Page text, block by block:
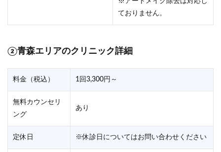
ておりません。
②青森エリアのクリニック詳細
料金（税込） 1回3,300円～
無料カウンセリ
ング
あり
定休日 ※休診日についてはお問い合わせください